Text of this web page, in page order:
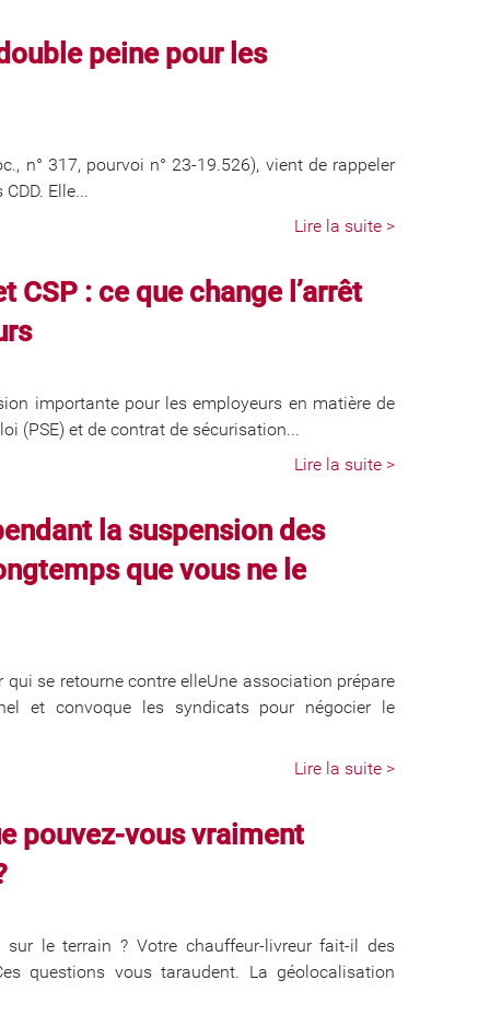
peine pour les
n° 317, pourvoi n° 23-19.526), vient de rappeler
Elle...
Lire la suite >
: ce que change l’arrêt
importante pour les employeurs en matière de
(PSE) et de contrat de sécurisation...
Lire la suite >
la suspension des
que vous ne le
qui se retourne contre elleUne association prépare
et convoque les syndicats pour négocier le
Lire la suite >
pouvez-vous vraiment
le terrain ? Votre chauffeur-livreur fait-il des
questions vous taraudent. La géolocalisation